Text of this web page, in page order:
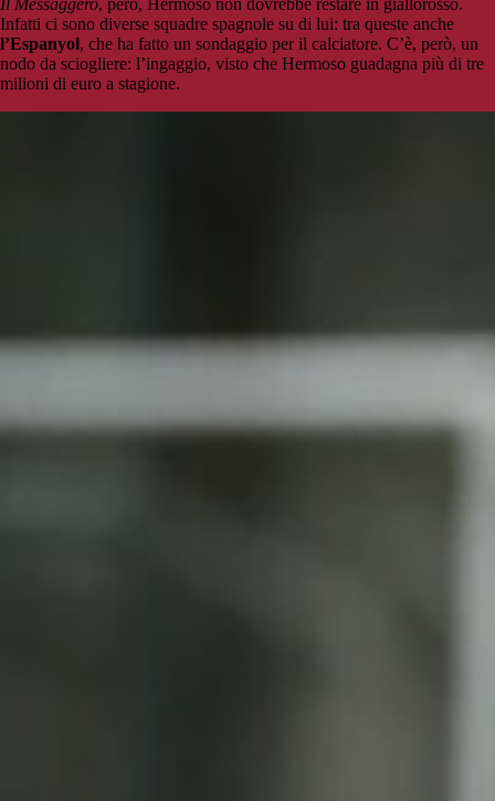
Il Messaggero, però, Hermoso non dovrebbe restare in giallorosso.
Infatti ci sono diverse squadre spagnole su di lui: tra queste anche
l’Espanyol, che ha fatto un sondaggio per il calciatore. C’è, però, un
nodo da sciogliere: l’ingaggio, visto che Hermoso guadagna più di tre
milioni di euro a stagione.